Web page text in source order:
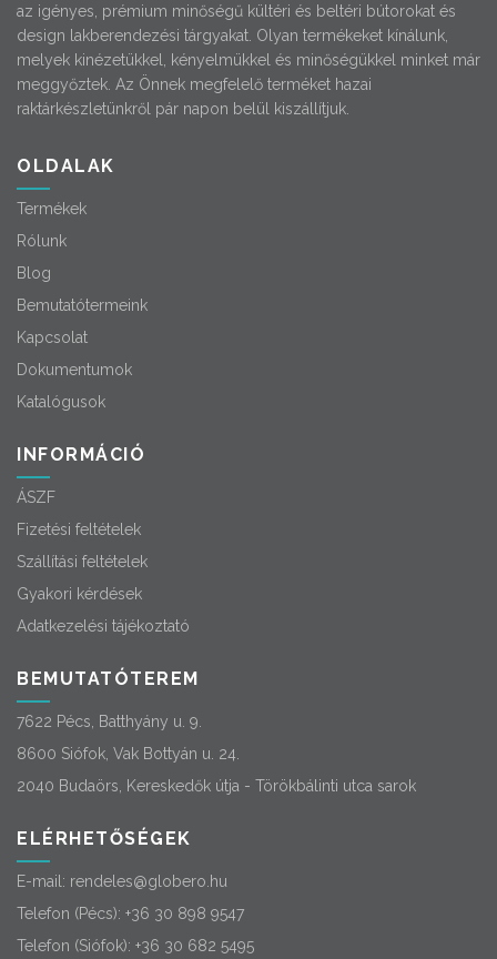
az igényes, prémium minőségű kültéri és beltéri bútorokat és
design lakberendezési tárgyakat. Olyan termékeket kínálunk,
melyek kinézetükkel, kényelmükkel és minőségükkel minket már
meggyőztek. Az Önnek megfelelő terméket hazai
raktárkészletünkről pár napon belül kiszállítjuk.
OLDALAK
Termékek
Rólunk
Blog
Bemutatótermeink
Kapcsolat
Dokumentumok
Katalógusok
INFORMÁCIÓ
ÁSZF
Fizetési feltételek
Szállítási feltételek
Gyakori kérdések
Adatkezelési tájékoztató
BEMUTATÓTEREM
7622 Pécs, Batthyány u. 9.
8600 Siófok, Vak Bottyán u. 24.
2040 Budaörs, Kereskedők útja - Törökbálinti utca sarok
ELÉRHETŐSÉGEK
E-mail: rendeles@globero.hu
Telefon (Pécs): +36 30 898 9547
Telefon (Siófok): +36 30 682 5495